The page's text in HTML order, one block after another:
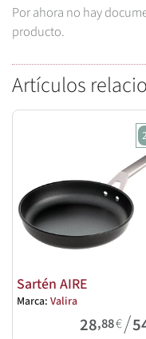
Por ahora no hay
producto.
Artículos
Sartén AIRE
Marca: Valira
28,88€/